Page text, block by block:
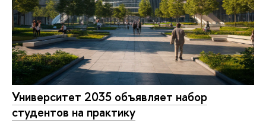
Университет 2035 объявляет набор
студентов на практику